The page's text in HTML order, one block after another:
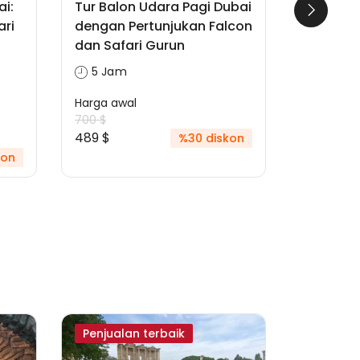
Tur Balon Udara Pagi Dubai
dengan Pertunjukan Falcon
dan Safari Gurun
5 Jam
Harga awal
700 $
489 $ %30 diskon
Safari
Penjualan terbaik